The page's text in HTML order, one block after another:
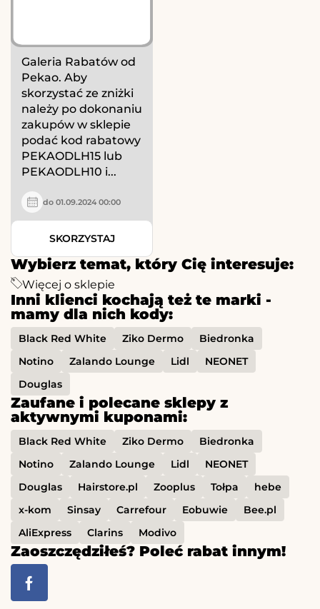
Wybierz temat, który Cię interesuje:
Więcej o sklepie
Inni klienci kochają też te marki -
mamy dla nich kody:
Black Red White Ziko Dermo
Biedronka
Notino
Zalando Lounge Lidl
NEONET
Douglas
Zaufane i polecane sklepy z
aktywnymi kuponami:
Black Red White Ziko Dermo
Biedronka
Notino
Zalando Lounge Lidl
NEONET
Douglas
Hairstore.pl Zooplus Tołpa
hebe
x-kom
Sinsay Carrefour Eobuwie
Bee.pl
AliExpress
Clarins Modivo
Zaoszczędziłeś? Poleć rabat innym!
Galeria Rabatów od
Pekao. Aby
skorzystać ze zniżki
należy po dokonaniu
zakupów w sklepie
podać kod rabatowy
PEKAODLH15 lub
PEKAODLH10 i...
do 01.09.2024 00:00
SKORZYSTAJ